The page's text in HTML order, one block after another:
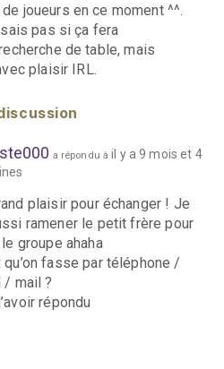
joueurs en ce moment ^^.
pas si ça fera
de table, mais
plaisir IRL.
a répondu àil y a 9 mois et 4
plaisir pour échanger ! Je
ramener le petit frère pour
groupe ahaha
qu’on fasse par téléphone /
/ mail ?
répondu